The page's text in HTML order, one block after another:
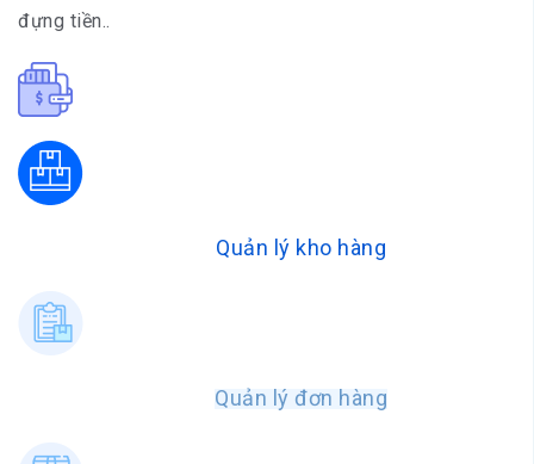
đựng tiền..
Quản lý kho hàng
Quản lý đơn hàng